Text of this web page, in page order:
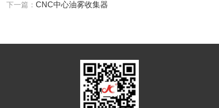
下一篇：CNC中心油雾收集器